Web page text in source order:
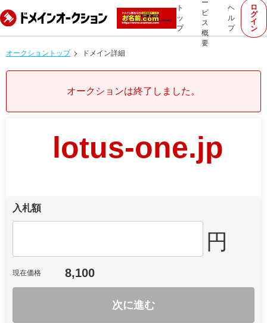
ト
ッ
プ
ー
ビ
ス
概
要
ヘ
ル
プ
ロ
グ
イ
ン
オークショントップ ドメイン詳細
オークションは終了しました。
lotus-one.jp
入札額
円
現在価格 8,100
次に進む